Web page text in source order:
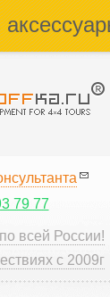
79 77
всей России!
с 2009г